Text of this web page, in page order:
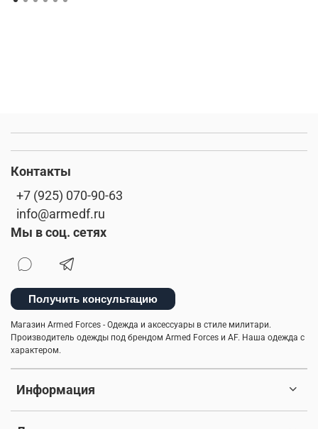
Информация
Контакты
+7 (925) 070-90-63
info@armedf.ru
Мы в соц. сетях
Получить консультацию
Магазин Armed Forces - Одежда и аксессуары в стиле милитари.
Производитель одежды под брендом Armed Forces и AF. Наша одежда с
характером.